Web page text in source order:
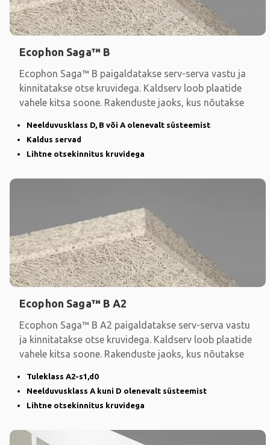
Ecophon Saga™ B
Ecophon Saga™ B paigaldatakse serv-serva vastu ja
kinnitatakse otse kruvidega. Kaldserv loob plaatide
vahele kitsa soone. Rakenduste jaoks, kus nõutakse
Neelduvusklass D, B või A olenevalt süsteemist
Kaldus servad
Lihtne otsekinnitus kruvidega
Ecophon Saga™ B A2
Ecophon Saga™ B A2 paigaldatakse serv-serva vastu
ja kinnitatakse otse kruvidega. Kaldserv loob plaatide
vahele kitsa soone. Rakenduste jaoks, kus nõutakse
Tuleklass A2-s1,d0
Neelduvusklass A kuni D olenevalt süsteemist
Lihtne otsekinnitus kruvidega